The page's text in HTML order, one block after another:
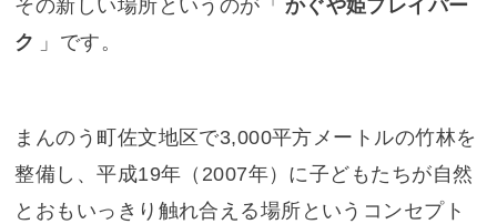
その新しい場所というのが「 かぐや姫プレイパー
ク 」です。
まんのう町佐文地区で3,000平方メートルの竹林を
整備し、平成19年（2007年）に子どもたちが自然
とおもいっきり触れ合える場所というコンセプト